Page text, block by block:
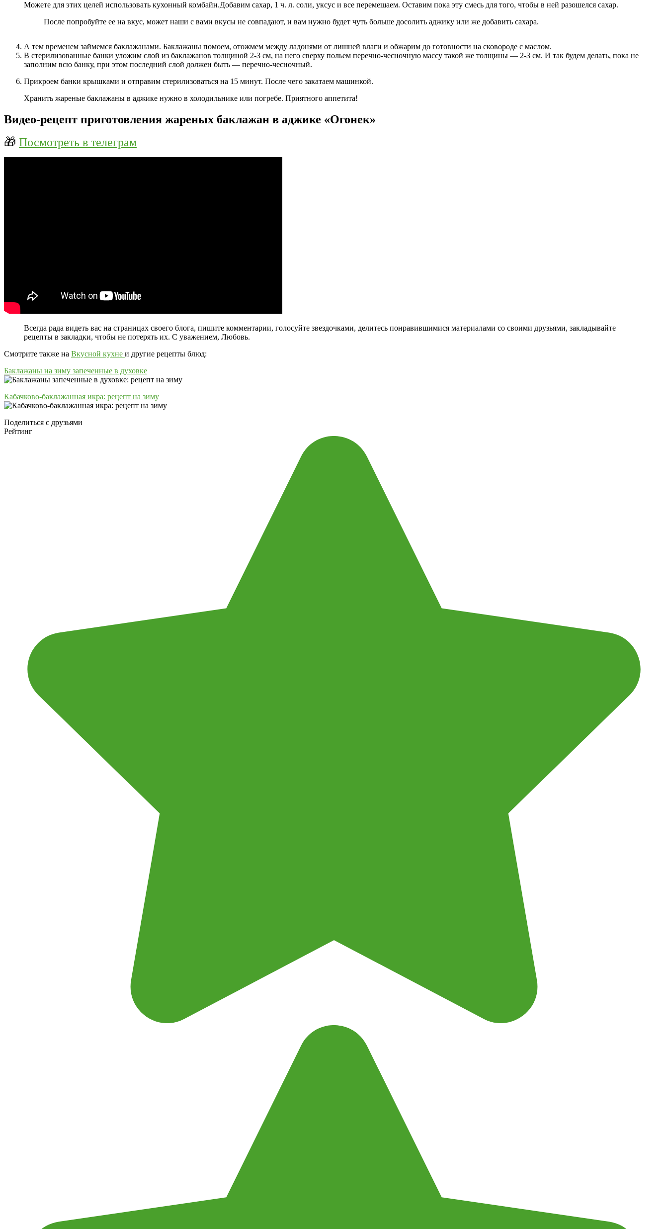
Можете для этих целей использовать кухонный комбайн.Добавим сахар, 1 ч. л. соли, уксус и все перемешаем. Оставим пока эту смесь для того, чтобы в ней разошелся сахар.
После попробуйте ее на вкус, может наши с вами вкусы не совпадают, и вам нужно будет чуть больше досолить аджику или же добавить сахара.
А тем временем займемся баклажанами. Баклажаны помоем, отожмем между ладонями от лишней влаги и обжарим до готовности на сковороде с маслом.
В стерилизованные банки уложим слой из баклажанов толщиной 2-3 см, на него сверху польем перечно-чесночную массу такой же толщины — 2-3 см. И так будем делать, пока не
заполним всю банку, при этом последний слой должен быть — перечно-чесночный.
Прикроем банки крышками и отправим стерилизоваться на 15 минут. После чего закатаем машинкой.
Хранить жареные баклажаны в аджике нужно в холодильнике или погребе. Приятного аппетита!
Видео-рецепт приготовления жареных баклажан в аджике «Огонек»
🎁 Посмотреть в телеграм
Всегда рада видеть вас на страницах своего блога, пишите комментарии, голосуйте звездочками, делитесь понравившимися материалами со своими друзьями, закладывайте
рецепты в закладки, чтобы не потерять их. С уважением, Любовь.
Смотрите также на Вкусной кухне и другие рецепты блюд:
Баклажаны на зиму запеченные в духовке
Кабачково-баклажанная икра: рецепт на зиму
Поделиться с друзьями
Рейтинг